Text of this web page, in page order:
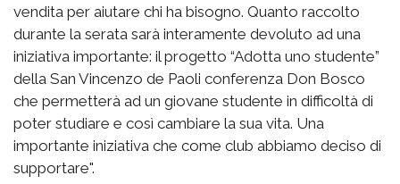
vendita per aiutare chi ha bisogno. Quanto raccolto
durante la serata sarà interamente devoluto ad una
iniziativa importante: il progetto “Adotta uno studente”
della San Vincenzo de Paoli conferenza Don Bosco
che permetterà ad un giovane studente in difficoltà di
poter studiare e così cambiare la sua vita. Una
importante iniziativa che come club abbiamo deciso di
supportare".